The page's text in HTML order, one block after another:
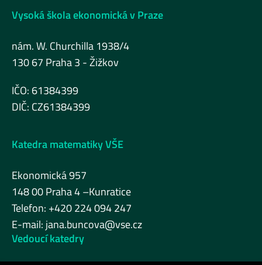
Vysoká škola ekonomická v Praze
nám. W. Churchilla 1938/4
130 67 Praha 3 - Žižkov
IČO: 61384399
DIČ: CZ61384399
Katedra matematiky VŠE
Ekonomická 957
148 00 Praha 4 –Kunratice
Telefon: +420 224 094 247
E-mail: jana.buncova@vse.cz
Vedoucí katedry